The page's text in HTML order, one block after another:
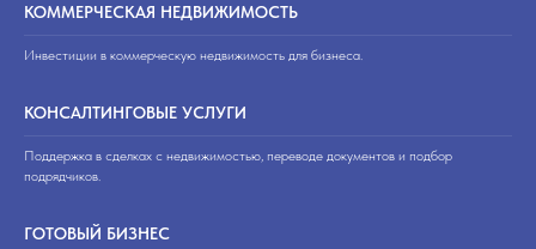
КОММЕРЧЕСКАЯ НЕДВИЖИМОСТЬ
Инвестиции в коммерческую недвижимость для бизнеса.
КОНСАЛТИНГОВЫЕ УСЛУГИ
Поддержка в сделках с недвижимостью, переводе документов и подбор
подрядчиков.
ГОТОВЫЙ БИЗНЕС